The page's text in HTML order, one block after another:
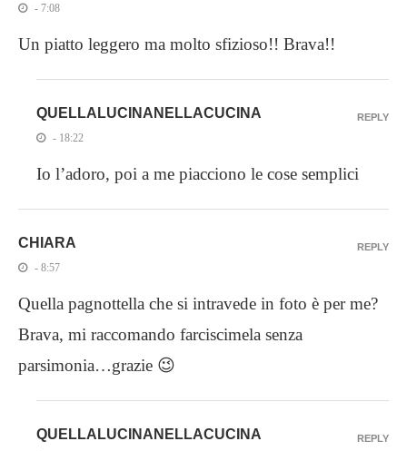
- 7:08
Un piatto leggero ma molto sfizioso!! Brava!!
QUELLALUCINANELLACUCINA
- 18:22
Io l’adoro, poi a me piacciono le cose semplici
REPLY
CHIARA
- 8:57
Quella pagnottella che si intravede in foto è per me?
Brava, mi raccomando farciscimela senza
parsimonia…grazie 😉
REPLY
QUELLALUCINANELLACUCINA REPLY